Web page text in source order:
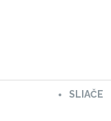
SLIAČE